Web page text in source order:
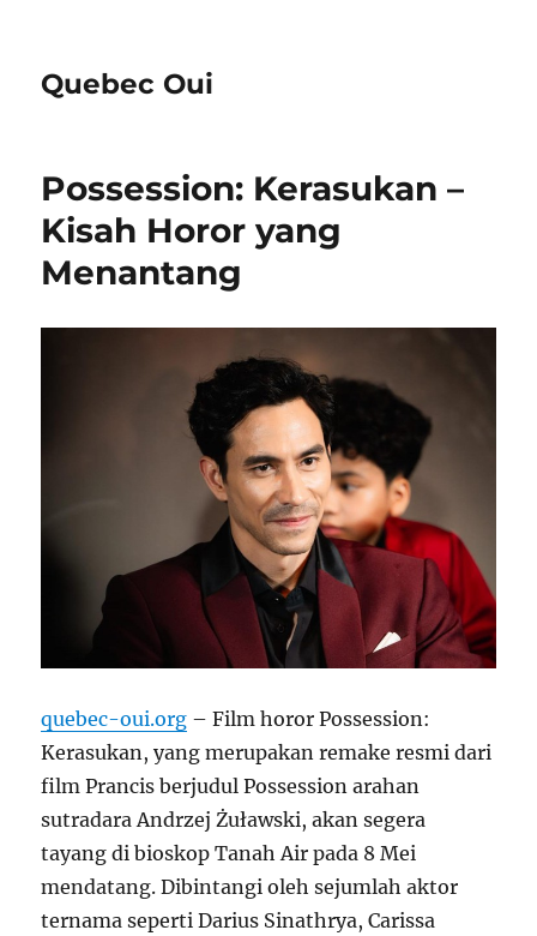
Quebec Oui
Possession: Kerasukan –
Kisah Horor yang
Menantang
quebec-oui.org – Film horor Possession:
Kerasukan, yang merupakan remake resmi dari
film Prancis berjudul Possession arahan
sutradara Andrzej Żuławski, akan segera
tayang di bioskop Tanah Air pada 8 Mei
mendatang. Dibintangi oleh sejumlah aktor
ternama seperti Darius Sinathrya, Carissa